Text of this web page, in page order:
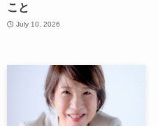
こと
July 10, 2026